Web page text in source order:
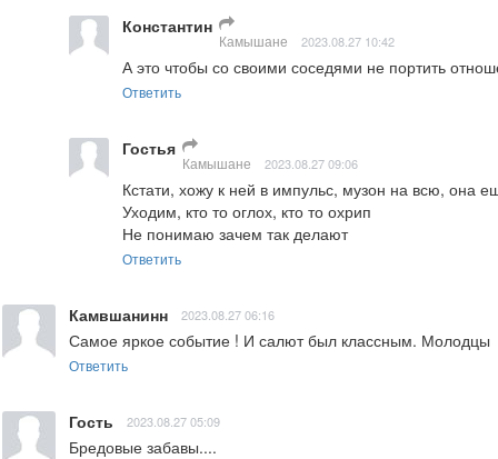
Константин
Камышане 2023.08.27 10:42
А это чтобы со своими соседями не портить
Ответить
Гостья
Камышане 2023.08.27 09:06
Кстати, хожу к ней в импульс, музон на всю, она
Уходим, кто то оглох, кто то охрип
Не понимаю зачем так делают
Ответить
Камвшанинн 2023.08.27 06:16
Самое яркое событие ! И салют был классным. Молодцы
Ответить
Гость 2023.08.27 05:09
Бредовые забавы....